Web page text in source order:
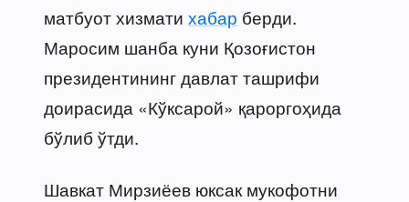
матбуот хизмати хабар берди.
Маросим шанба куни Қозоғистон
президентининг давлат ташрифи
доирасида «Кўксарой» қароргоҳида
бўлиб ўтди.
Шавкат Мирзиёев юксак мукофотни